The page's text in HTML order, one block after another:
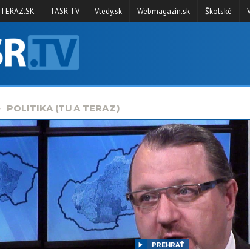
TERAZ.SK TASR TV Vtedy.sk Webmagazín.sk Školské
POLITIKA (TU A TERAZ)
PREHRAŤ